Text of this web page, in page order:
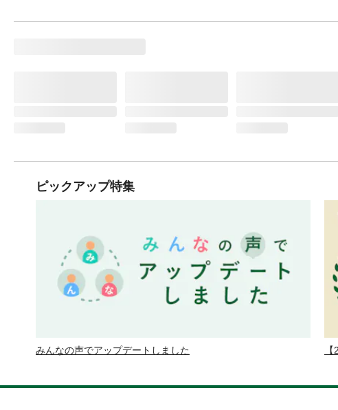
ピックアップ特集
みんなの声でアップデートしました